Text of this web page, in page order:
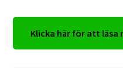
Klicka här för att läsa